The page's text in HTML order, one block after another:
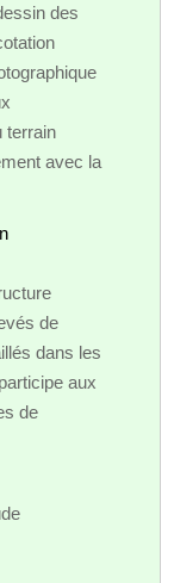
des
terrain
avec la
de
dans les
aux
de